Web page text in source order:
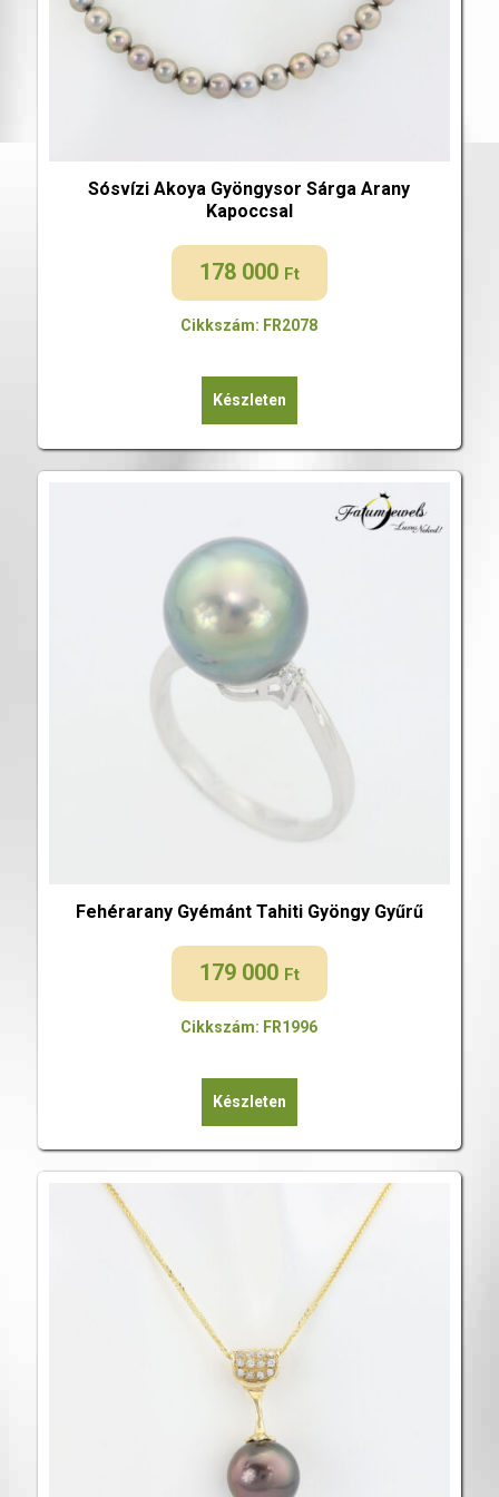
Sósvízi Akoya Gyöngysor Sárga Arany
Kapoccsal
178 000 Ft
Cikkszám: FR2078
Készleten
Fehérarany Gyémánt Tahiti Gyöngy Gyűrű
179 000 Ft
Cikkszám: FR1996
Készleten